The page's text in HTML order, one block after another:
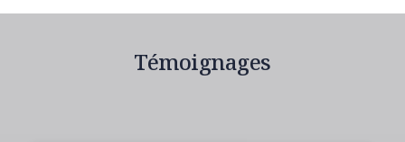
Témoignages